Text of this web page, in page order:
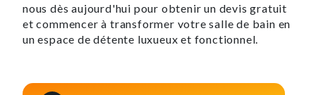
nous dès aujourd'hui pour obtenir un devis gratuit
et commencer à transformer votre salle de bain en
un espace de détente luxueux et fonctionnel.